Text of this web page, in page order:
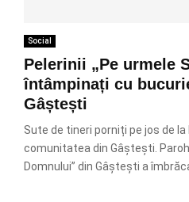
Social
Pelerinii „Pe urmele
întâmpinați cu
Gâștești
Sute de tineri porniți pe jos de
comunitatea din Gâștești.
Domnului” din Gâștești a